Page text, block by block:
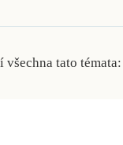
tato témata: